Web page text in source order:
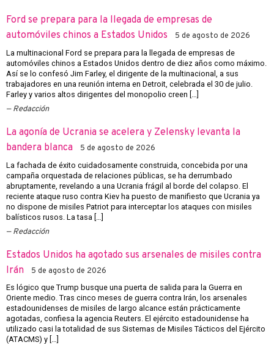
Ford se prepara para la llegada de empresas de
automóviles chinos a Estados Unidos
5 de agosto de 2026
La multinacional Ford se prepara para la llegada de empresas de
automóviles chinos a Estados Unidos dentro de diez años como máximo.
Así se lo confesó Jim Farley, el dirigente de la multinacional, a sus
trabajadores en una reunión interna en Detroit, celebrada el 30 de julio.
Farley y varios altos dirigentes del monopolio creen […]
Redacción
La agonía de Ucrania se acelera y Zelensky levanta la
bandera blanca
5 de agosto de 2026
La fachada de éxito cuidadosamente construida, concebida por una
campaña orquestada de relaciones públicas, se ha derrumbado
abruptamente, revelando a una Ucrania frágil al borde del colapso. El
reciente ataque ruso contra Kiev ha puesto de manifiesto que Ucrania ya
no dispone de misiles Patriot para interceptar los ataques con misiles
balísticos rusos. La tasa […]
Redacción
Estados Unidos ha agotado sus arsenales de misiles contra
Irán
5 de agosto de 2026
Es lógico que Trump busque una puerta de salida para la Guerra en
Oriente medio. Tras cinco meses de guerra contra Irán, los arsenales
estadounidenses de misiles de largo alcance están prácticamente
agotadas, confiesa la agencia Reuters. El ejército estadounidense ha
utilizado casi la totalidad de sus Sistemas de Misiles Tácticos del Ejército
(ATACMS) y […]